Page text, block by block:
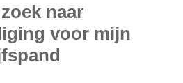
naar
voor mijn